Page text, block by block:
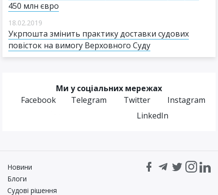
450 млн євро
18.02.2019
Укрпошта змінить практику доставки судових
повісток на вимогу Верховного Суду
Ми у соціальних мережах
Facebook
Telegram Twitter
Instagram
LinkedIn
Новини
Блоги
Судові рішення